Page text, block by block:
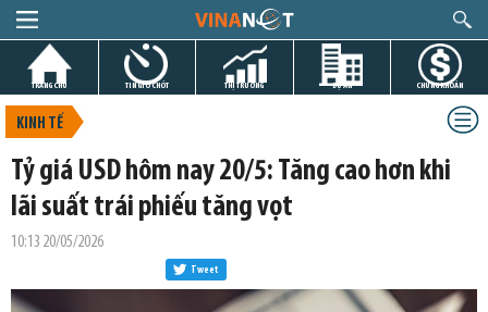
TRANG CHỦ TIN GIỜ CHÓT THỊ TRƯỜNG DỰ ÁN CHỨNG KHOÁN
KINH TẾ
Tỷ giá USD hôm nay 20/5: Tăng cao hơn khi
lãi suất trái phiếu tăng vọt
10:13 20/05/2026
Tweet